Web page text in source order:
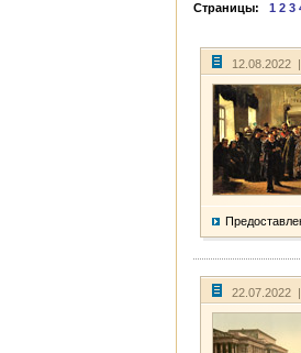
Страницы: 1 2 3
12.08.2022
22.07.2022